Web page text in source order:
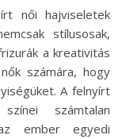
stílusosak,
a kreativitás
számára, hogy
A felnyírt
számtalan
ember egyedi